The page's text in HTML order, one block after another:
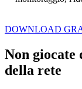
DOWNLOAD
Non giocate
della rete